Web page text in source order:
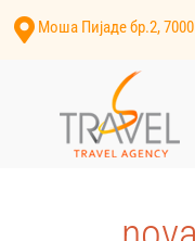
Моша Пијаде бр.2,